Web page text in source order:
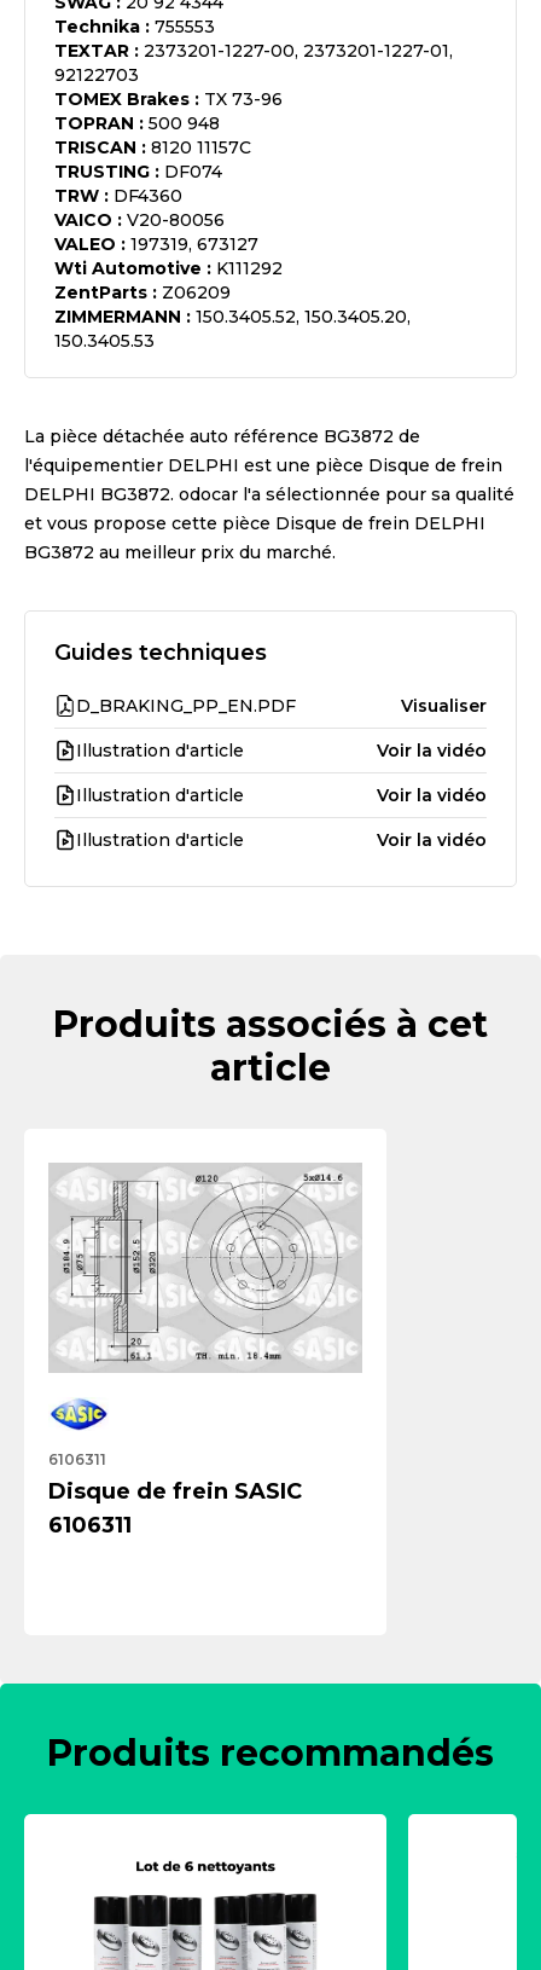
Technika : 755553
TEXTAR : 2373201-1227-00, 2373201-1227-01,
92122703
TOMEX Brakes : TX 73-96
TOPRAN : 500 948
TRISCAN : 8120 11157C
TRUSTING : DF074
TRW : DF4360
VAICO : V20-80056
VALEO : 197319, 673127
Wti Automotive : K111292
ZentParts : Z06209
ZIMMERMANN : 150.3405.52, 150.3405.20,
150.3405.53
La pièce détachée auto référence BG3872 de
l'équipementier DELPHI est une pièce Disque de frein
DELPHI BG3872. odocar l'a sélectionnée pour sa qualité
et vous propose cette pièce Disque de frein DELPHI
BG3872 au meilleur prix du marché.
Guides techniques
D_BRAKING_PP_EN.PDF Visualiser
Illustration d'article Voir la vidéo
Illustration d'article Voir la vidéo
Illustration d'article Voir la vidéo
Produits associés à cet
article
6106311
Disque de frein SASIC
6106311
Produits recommandés